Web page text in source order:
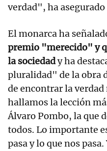
verdad", ha asegurado
El monarca ha
premio "merecido" y
la sociedady ha
pluralidad" de la obra
de encontrar la
hallamos la lección
Álvaro Pombo, la que
todos. Lo importante
pasa y lo que nos